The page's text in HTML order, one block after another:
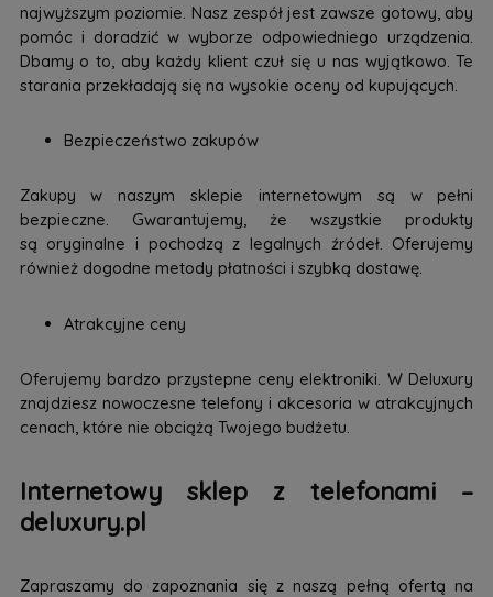
najwyższym poziomie. Nasz zespół jest zawsze gotowy, aby
pomóc i doradzić w wyborze odpowiedniego urządzenia.
Dbamy o to, aby każdy klient czuł się u nas wyjątkowo. Te
starania przekładają się na wysokie oceny od kupujących.
Bezpieczeństwo zakupów
Zakupy w naszym sklepie internetowym są w pełni
bezpieczne. Gwarantujemy, że wszystkie produkty
są oryginalne i pochodzą z legalnych źródeł. Oferujemy
również dogodne metody płatności i szybką dostawę.
Atrakcyjne ceny
Oferujemy bardzo przystepne ceny elektroniki. W Deluxury
znajdziesz nowoczesne telefony i akcesoria w atrakcyjnych
cenach, które nie obciążą Twojego budżetu.
Internetowy sklep z telefonami –
deluxury.pl
Zapraszamy do zapoznania się z naszą pełną ofertą na